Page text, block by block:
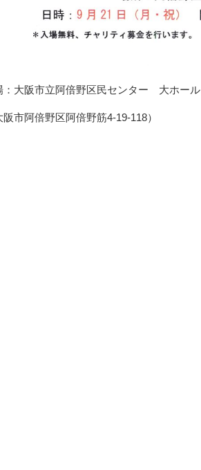
：大阪市立阿倍野区民センター 大ホール
阪市阿倍野区阿倍野筋4-19-118）